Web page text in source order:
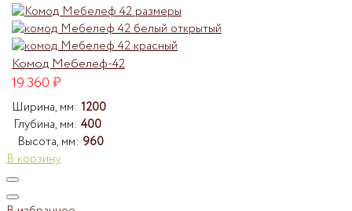
Комод Мебелеф-42
19.360₽
Ширина, мм: 1200
Глубина, мм: 400
Высота, мм: 960
В корзину